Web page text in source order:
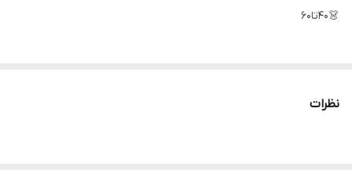
👗۴۰تا۶۰
نظرات